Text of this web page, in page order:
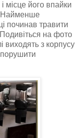
місце його впайки
Найменше
починав травити
на фото
виходять з корпусу